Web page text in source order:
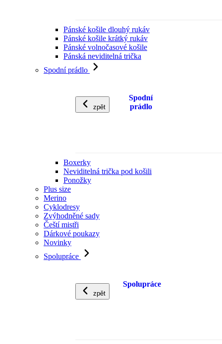
Pánské košile dlouhý rukáv
Pánské košile krátký rukáv
Pánské volnočasové košile
Pánská neviditelná trička
Spodní prádlo
zpět
Spodní
prádlo
Boxerky
Neviditelná trička pod košili
Ponožky
Plus size
Merino
Cyklodresy
Zvýhodněné sady
Čeští mistři
Dárkové poukazy
Novinky
Spolupráce
zpět
Spolupráce